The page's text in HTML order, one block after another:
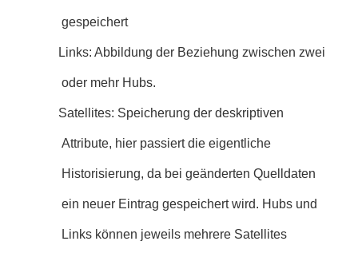
gespeichert
Links: Abbildung der Beziehung zwischen zwei
oder mehr Hubs.
Satellites: Speicherung der deskriptiven
Attribute, hier passiert die eigentliche
Historisierung, da bei geänderten Quelldaten
ein neuer Eintrag gespeichert wird. Hubs und
Links können jeweils mehrere Satellites